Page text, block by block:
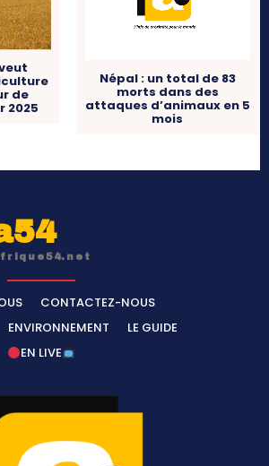
de
2025
Népal : un total de 83
morts dans des
attaques d’animaux en 5
mois
CONTACTEZ-NOUS
ENVIRONNEMENT
LE GUIDE
EN LIVE